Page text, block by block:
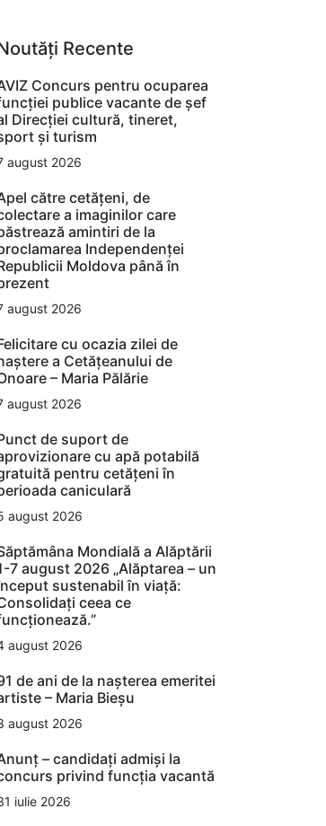
Recente
Concurs pentru ocuparea
publice vacante de şef
Direcţiei cultură, tineret,
şi turism
august 2026
către cetățeni, de
a imaginilor care
amintiri de la
Independenței
Moldova până în
august 2026
cu ocazia zilei de
a Cetățeanului de
– Maria Pălărie
august 2026
de suport de
cu apă potabilă
pentru cetățeni în
caniculară
august 2026
Mondială a Alăptării
7 august 2026 „Alăptarea – un
sustenabil în viață:
ceea ce
august 2026
de ani de la nașterea emeritei
– Maria Bieșu
august 2026
– candidați admiși la
privind funcția vacantă
iulie 2026